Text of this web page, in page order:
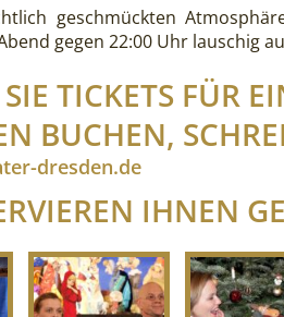
geschmückten
gegen 22:00 Uhr lauschig
TICKETS FÜR
BUCHEN,
dresden.de
IHNEN